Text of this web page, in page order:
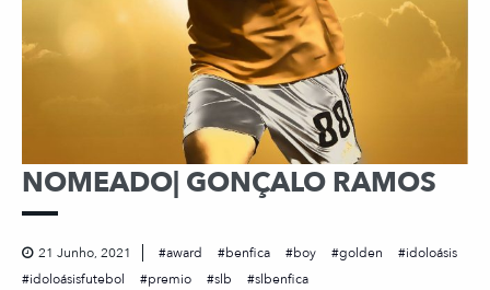
NOMEADO| GONÇALO RAMOS
21 Junho, 2021 award benfica boy golden
idoloásis
idoloásisfutebol
premio slb slbenfica